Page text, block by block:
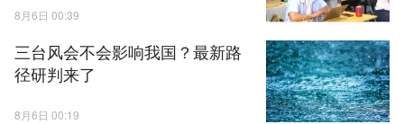
8月6日 00:39
三台风会不会影响我国？最新路
径研判来了
8月6日 00:19